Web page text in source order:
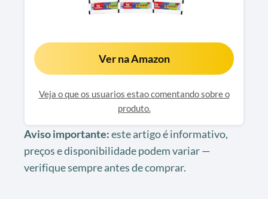
Ver na Amazon
Veja o que os usuarios estao comentando sobre o
produto.
Aviso importante:este artigo é informativo,
preços e disponibilidade podem variar —
verifique sempre antes de comprar.